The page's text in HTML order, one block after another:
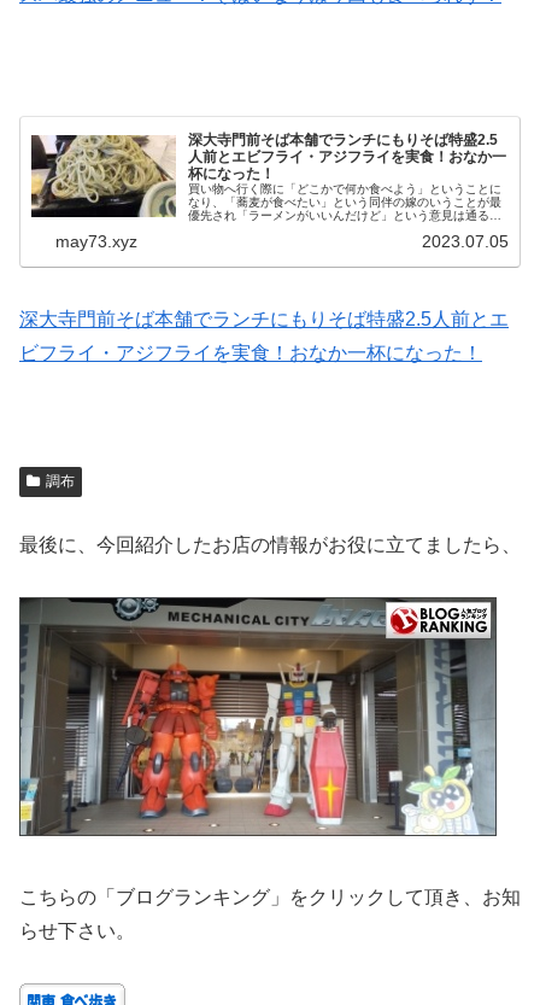
深大寺門前そば本舗でランチにもりそば特盛2.5
人前とエビフライ・アジフライを実食！おなか一
杯になった！
買い物へ行く際に「どこかで何か食べよう」ということに
なり、「蕎麦が食べたい」という同伴の嫁のいうことが最
優先され「ラーメンがいいんだけど」という意見は通るこ
may73.xyz 2023.07.05
深大寺門前そば本舗でランチにもりそば特盛2.5人前とエ
ビフライ・アジフライを実食！おなか一杯になった！
調布
最後に、今回紹介したお店の情報がお役に立てましたら、
こちらの「ブログランキング」をクリックして頂き、お知
らせ下さい。